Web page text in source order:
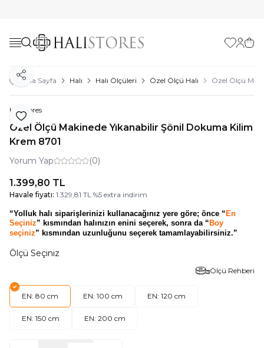
Favorilerim
Ana Sayfa Halı Halı Ölçüleri Özel Ölçü Halı Özel Ölçü
Favoriye Ekle
Paylaş
Halıstores
Özel Ölçü Makinede Yıkanabilir Şönil Dokuma Kilim
Krem 8701
Yorum Yap (0)
1.399,80 TL
Havale fiyatı: 1.329,81 TL %5 extra indirim
“Yolluk halı siparişlerinizi kullanacağınız yere göre; önce “ En
Seçiniz” kısmından halınızın enini seçerek, sonra da “ Boy
seçiniz” kısmından uzunluğunu seçerek tamamlayabilirsiniz.”
Ölçü Seçiniz
Ölçü Rehberi
EN: 80 cm EN: 100 cm EN: 120 cm
EN: 150 cm EN: 200 cm